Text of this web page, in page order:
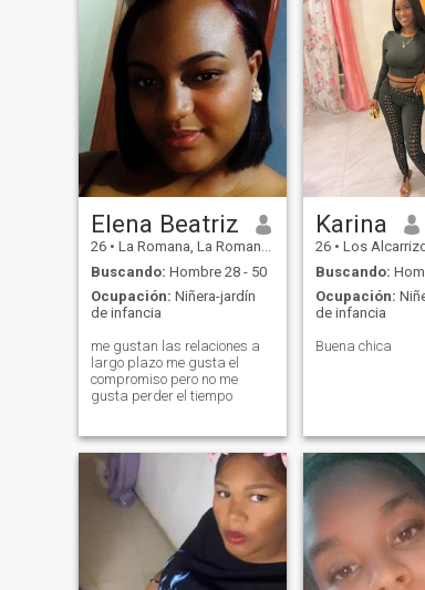
heart is full of emotions that I
want to share. I believe that
we make happiness
ourselves! My nature is
optimistic, tender and joyful! I
live positively and always try
to keep a smile on my lips.
vivir juntos hasta
anhelo casarme
interesa escríbeme
Elena Beatriz
26 • La Romana, La Romana, Rep. Dominicana
Buscando: Hombre 28 - 50
Ocupación: Niñera-jardín
de infancia
me gustan las relaciones a
largo plazo me gusta el
compromiso pero no me
gusta perder el tiempo
Karina
26 • Los Alcarrizos, Santo
Buscando:
Ocupación:
de infancia
Buena chica